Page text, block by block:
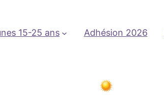
15-25 ans Adhésion 2026